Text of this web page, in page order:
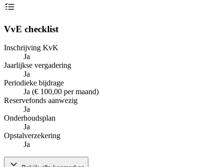
VvE checklist
Inschrijving KvK
Ja
Jaarlijkse vergadering
Ja
Periodieke bijdrage
Ja (€ 100,00 per maand)
Reservefonds aanwezig
Ja
Onderhoudsplan
Ja
Opstalverzekering
Ja